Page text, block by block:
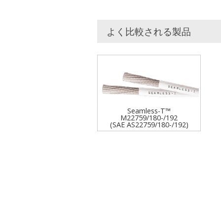
よく比較される製品
Seamless-T™
M22759/180-/192
(SAE AS22759/180-/192)